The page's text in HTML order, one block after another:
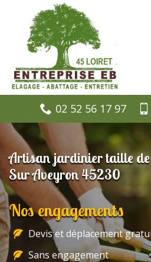
02 52 56 17 97
Artisan jardinier taille
Sur Aveyron 45230
Nos engagements
Devis et déplacement
Sans engagement